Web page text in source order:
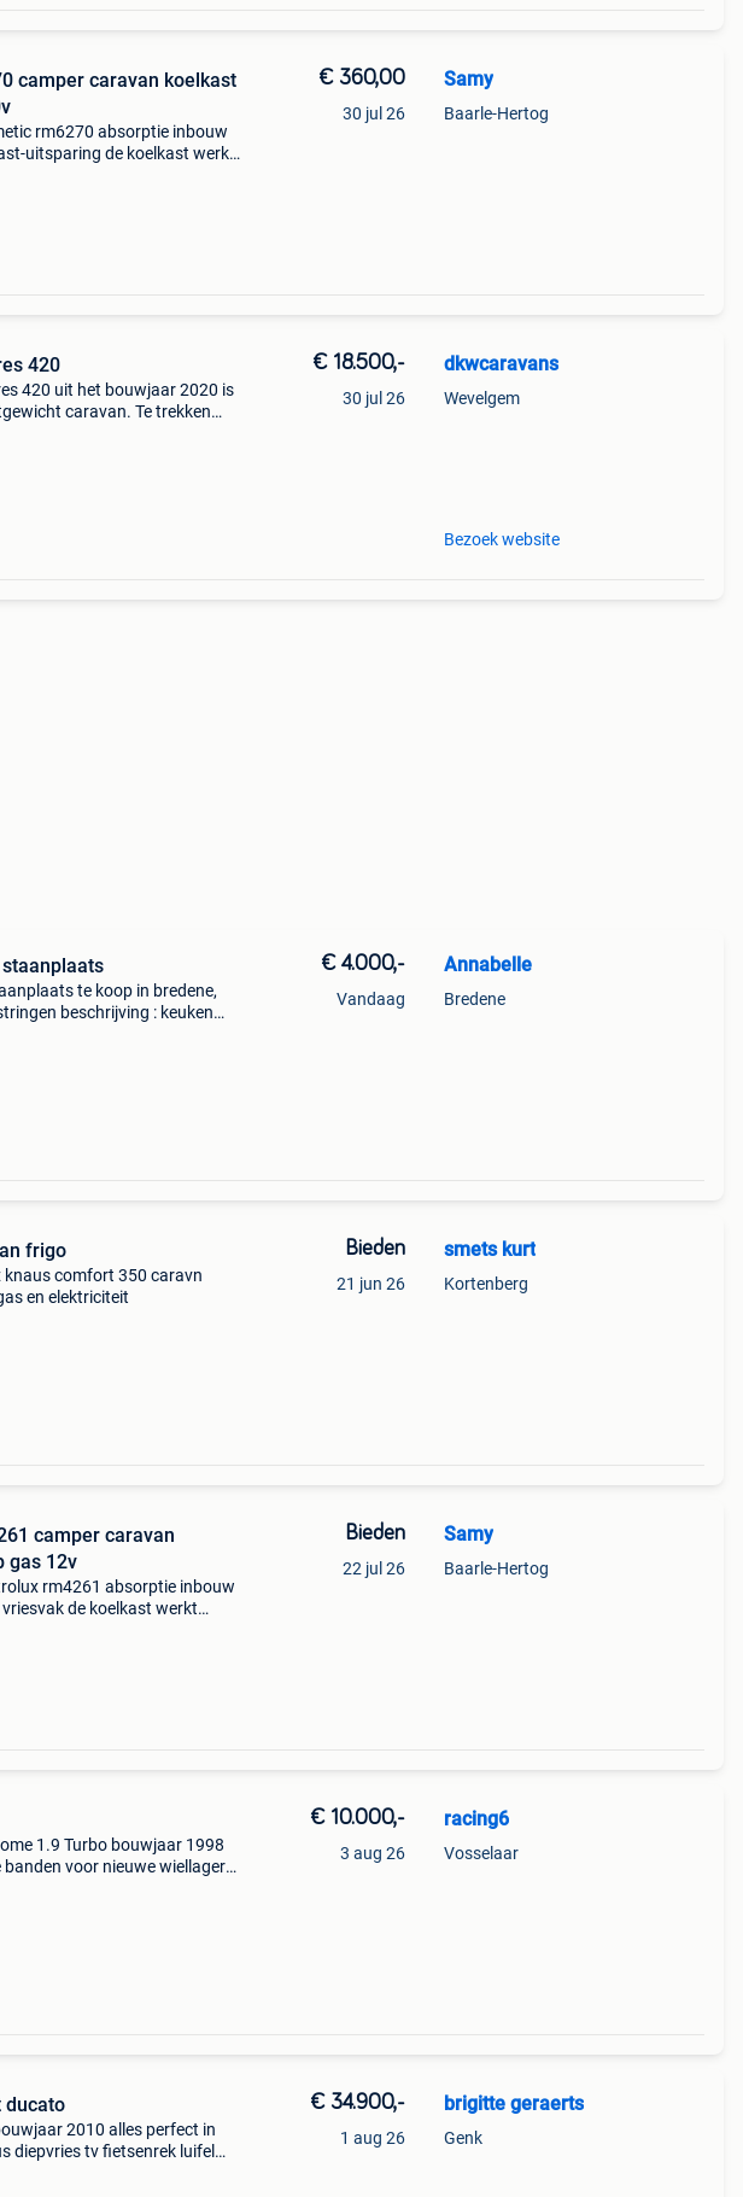
camper caravan koelkast
rm6270 absorptie inbouw
uitsparing de koelkast werkt
€ 360,00
30 jul 26
Samy
Baarle-Hertog
420
420 uit het bouwjaar 2020 is
caravan. Te trekken
€ 18.500,-
30 jul 26
dkwcaravans
Wevelgem
Bezoek website
te koop in bredene,
beschrijving : keuken
€ 4.000,-
Vandaag
Annabelle
Bredene
frigo
knaus comfort 350 caravn
en elektriciteit
Bieden
21 jun 26
smets kurt
Kortenberg
camper caravan
gas 12v
rm4261 absorptie inbouw
de koelkast werkt
Bieden
22 jul 26
Samy
Baarle-Hertog
1.9 Turbo bouwjaar 1998
voor nieuwe wiellagers
€ 10.000,-
3 aug 26
racing6
Vosselaar
ducato
2010 alles perfect in
diepvries tv fietsenrek luifel
€ 34.900,-
1 aug 26
brigitte geraerts
Genk